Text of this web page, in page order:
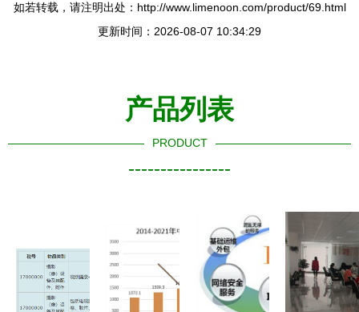
如若转载，请注明出处：http://www.limenoon.com/product/69.html
更新时间：2026-08-07 10:34:29
产品列表
PRODUCT
----------------